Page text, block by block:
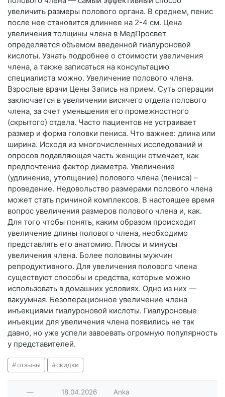
увеличить размеры полового органа. В среднем, пенис
после нее становится длиннее на 2-4 см. Цена
увеличения толщины члена в МедПросвет
определяется объемом введенной гиалуроновой
кислоты. Узнать подробнее о стоимости увеличения
члена, а также записаться на консультацию
специалиста можно. Увеличение полового члена.
Взрослые врачи Цены Запись на прием. Суть операции
заключается в увеличении висячего отдела полового
члена, за счет уменьшения его промежностного
(скрытого) отдела. Часто пациентов не устраивает
размер и форма головки пениса. Что важнее: длина или
ширина. Исходя из многочисленных исследований и
опросов подавляющая часть женщин отмечает, как
предпочтение фактор диаметра. Увеличение
(удлинение, утолщение) полового члена (пениса) –
проведение. Недовольство размерами полового члена
может стать причиной комплексов. В настоящее время
вопрос увеличения размеров полового члена и, как.
Для того чтобы понять, каким образом происходит
увеличение длины полового члена, необходимо
представлять его анатомию. Плюсы и минусы
увеличения члена. Более половины мужчин
репродуктивного. Для увеличения полового члена
существуют способы и средства, которые можно
использовать в домашних условиях. Одно из них —
вакуумная. Безоперационное увеличение члена
инъекциями гиалуроновой кислоты. Гиалуроновые
инъекции для увеличения члена появились не так
давно, но уже успели завоевать огромную популярность
у представителей.
отзывы скидки
— 18.04.2026 Anka